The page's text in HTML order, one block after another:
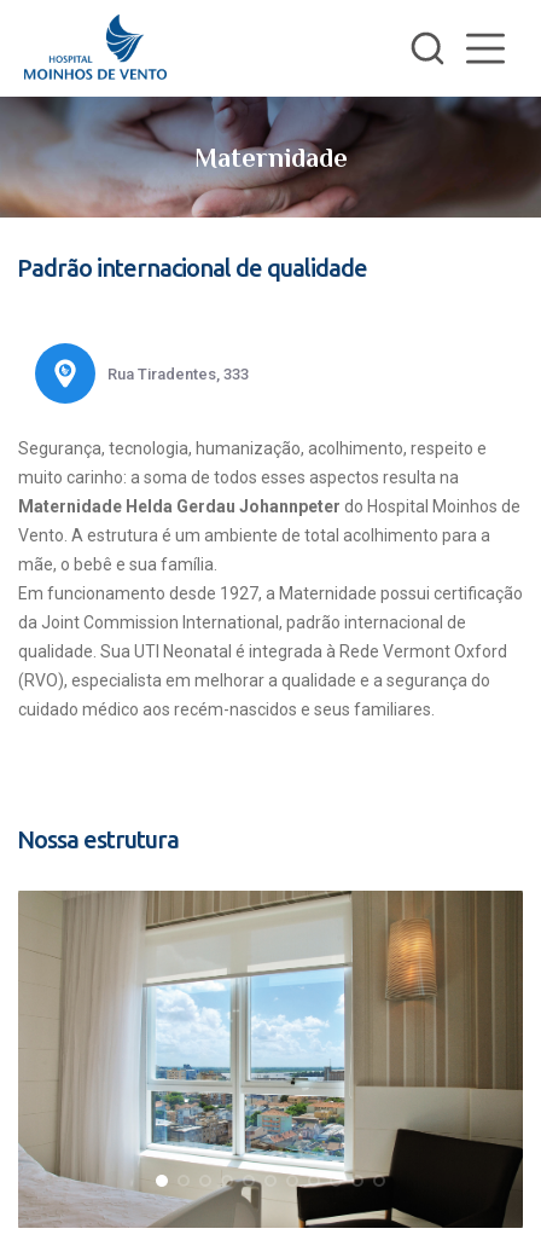
Maternidade
Padrão internacional de qualidade
Rua Tiradentes, 333
Segurança, tecnologia, humanização, acolhimento, respeito e
muito carinho: a soma de todos esses aspectos resulta na
Maternidade Helda Gerdau Johannpeter do Hospital Moinhos de
Vento. A estrutura é um ambiente de total acolhimento para a
mãe, o bebê e sua família.
Em funcionamento desde 1927, a Maternidade possui certificação
da Joint Commission International, padrão internacional de
qualidade. Sua UTI Neonatal é integrada à Rede Vermont Oxford
(RVO), especialista em melhorar a qualidade e a segurança do
cuidado médico aos recém-nascidos e seus familiares.
Nossa estrutura